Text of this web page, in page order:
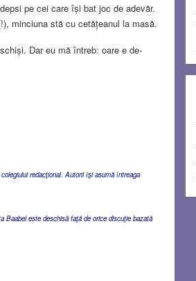
pe cei care își bat joc de adevăr.
minciuna stă cu cetățeanul la masă.
Dar eu mă întreb: oare e de-
redacţional. Autorii îşi asumă întreaga
Baabel este deschisă faţă de orice discuţie bazată